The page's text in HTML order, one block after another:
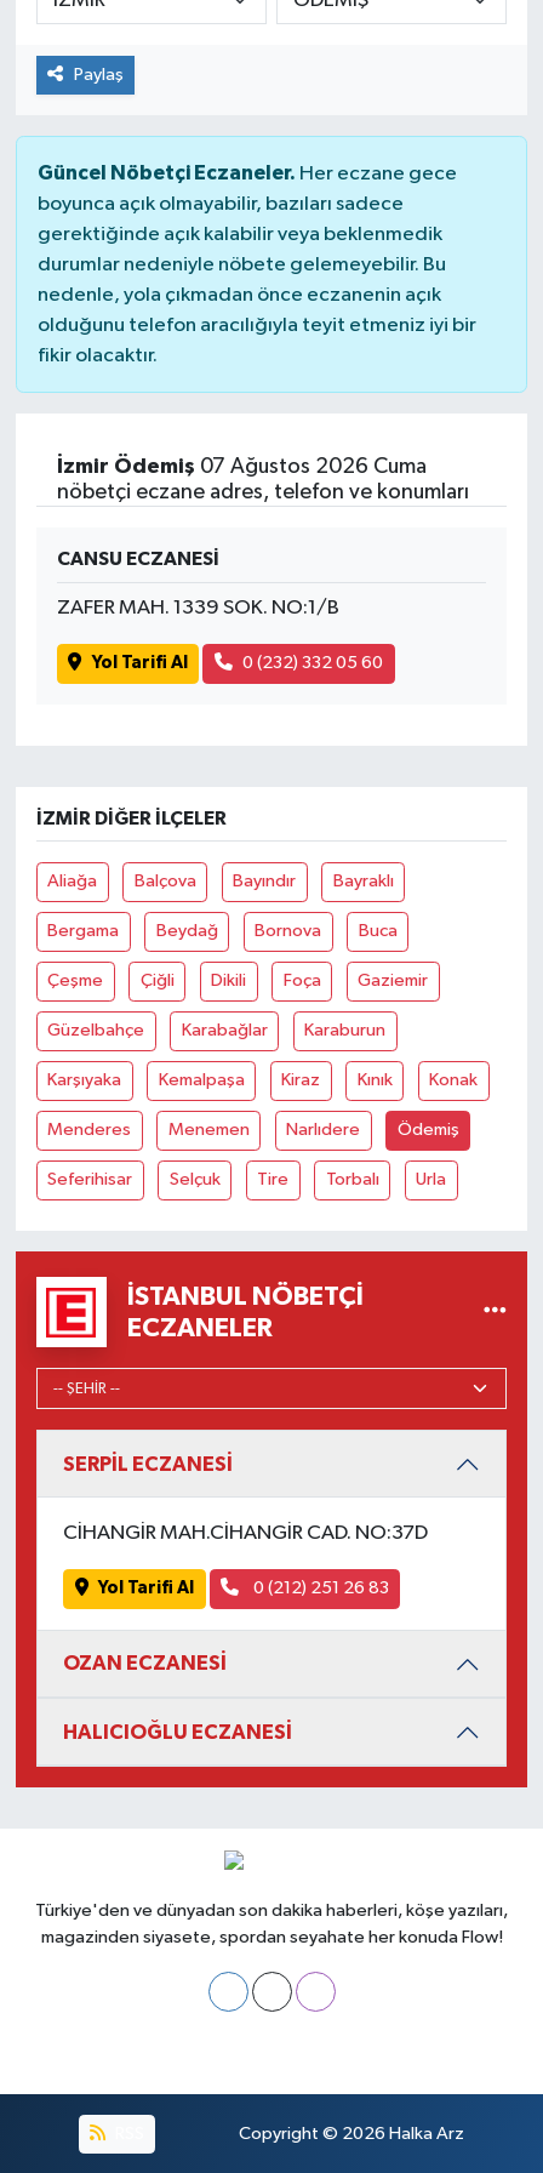
Paylaş
Güncel Nöbetçi Eczaneler. Her eczane gece
boyunca açık olmayabilir, bazıları sadece
gerektiğinde açık kalabilir veya beklenmedik
durumlar nedeniyle nöbete gelemeyebilir. Bu
nedenle, yola çıkmadan önce eczanenin açık
olduğunu telefon aracılığıyla teyit etmeniz iyi bir
fikir olacaktır.
İzmir Ödemiş 07 Ağustos 2026 Cuma
nöbetçi eczane adres, telefon ve konumları
CANSU ECZANESİ
ZAFER MAH. 1339 SOK. NO:1/B
Yol Tarifi Al 0 (232) 332 05 60
İZMIR DIĞER İLÇELER
Aliağa Balçova Bayındır Bayraklı
Bergama Beydağ Bornova Buca
Çeşme Çiğli Dikili Foça Gaziemir
Güzelbahçe Karabağlar Karaburun
Karşıyaka Kemalpaşa Kiraz Kınık Konak
Menderes Menemen Narlıdere Ödemiş
Seferihisar Selçuk Tire Torbalı Urla
İSTANBUL NÖBETÇI
ECZANELER
SERPİL ECZANESİ
CİHANGİR MAH.CİHANGİR CAD. NO:37D
Yol Tarifi Al 0 (212) 251 26 83
OZAN ECZANESİ
HALICIOĞLU ECZANESİ
Türkiye'den ve dünyadan son dakika haberleri, köşe yazıları,
magazinden siyasete, spordan seyahate her konuda Flow!
Copyright © 2026 Halka Arz